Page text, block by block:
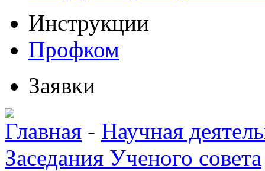
Инструкции
Профком
Заявки
Главная - Научная
Заседания Ученого совета